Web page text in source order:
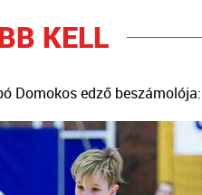
KELL
Domokos edző beszámolója: